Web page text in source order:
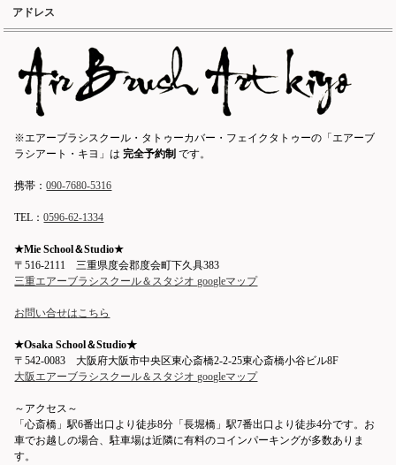
アドレス
※エアーブラシスクール・タトゥーカバー・フェイクタトゥーの「エアーブ
ラシアート・キヨ」は完全予約制 です。
携帯：090-7680-5316
TEL：0596-62-1334
★Mie School＆Studio★
〒516-2111 三重県度会郡度会町下久具383
三重エアーブラシスクール＆スタジオ googleマップ
お問い合せはこちら
★Osaka School＆Studio★
〒542-0083 大阪府大阪市中央区東心斎橋2-2-25東心斎橋小谷ビル8F
大阪エアーブラシスクール＆スタジオ googleマップ
～アクセス～
「心斎橋」駅6番出口より徒歩8分「長堀橋」駅7番出口より徒歩4分です。お
車でお越しの場合、駐車場は近隣に有料のコインパーキングが多数ありま
す。